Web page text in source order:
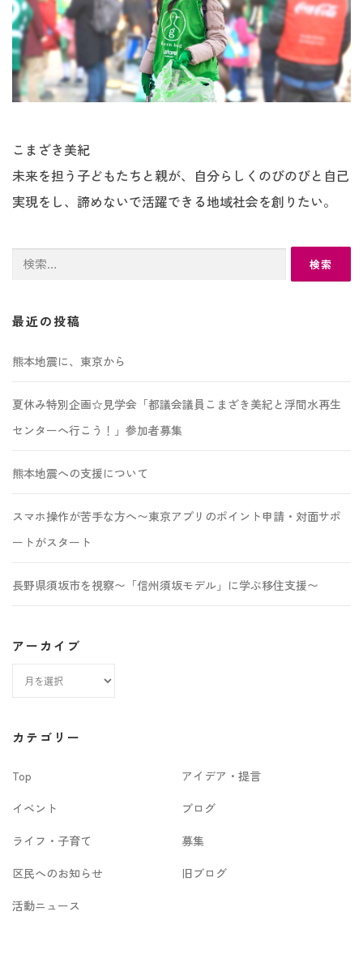
こまざき美紀
未来を担う子どもたちと親が、自分らしくのびのびと自己
実現をし、諦めないで活躍できる地域社会を創りたい。
検
最近の投稿
熊本地震に、東京から
夏休み特別企画☆見学会「都議会議員こまざき美紀と浮間水再生
センターへ行こう！」参加者募集
熊本地震への支援について
スマホ操作が苦手な方へ〜東京アプリのポイント申請・対面サポ
ートがスタート
長野県須坂市を視察〜「信州須坂モデル」に学ぶ移住支援〜
アーカイブ
カ
ブ
カテゴリー
Top
アイデア・提言
イベント
ブログ
ライフ・子育て
募集
区民へのお知らせ
旧ブログ
活動ニュース